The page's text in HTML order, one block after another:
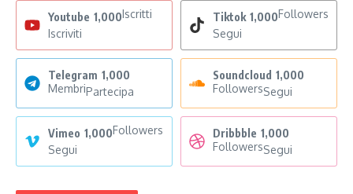
Youtube 1,000Iscritti
Iscriviti
Tiktok 1,000Followers
Segui
Telegram 1,000
MembriPartecipa
Soundcloud 1,000
FollowersSegui
Vimeo 1,000Followers
Segui
Dribbble 1,000
FollowersSegui